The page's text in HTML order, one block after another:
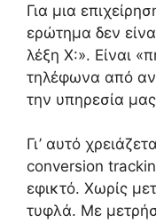
Για μια
ερώτημα δεν
λέξη Χ:». Είναι
τηλέφωνα από
την υπηρεσία
Γι’ αυτό
conversion
εφικτό. Χωρίς
τυφλά. Με